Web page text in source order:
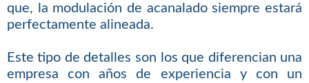
que, la modulación de acanalado siempre estará
perfectamente alineada.
Este tipo de detalles son los que diferencian una
empresa con años de experiencia y con un